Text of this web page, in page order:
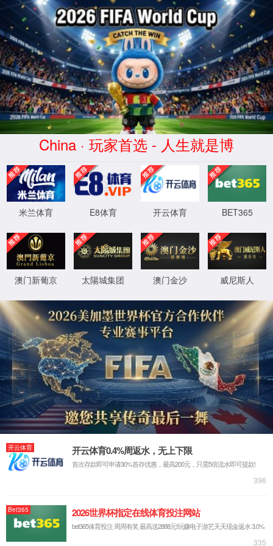
抱歉，您撞到了不存在的页面...
最有可能的原因是：
您输入的网址可能不正确
链接可能已过期
别担心，您可以尝试返回首页
XML 地图